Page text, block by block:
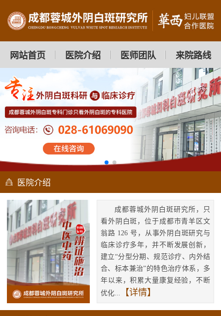
网站首页 医院介绍 医师团队 来院路线
医院介绍
成都蓉城外阴白斑研究所，只
看外阴白斑，位于成都市青羊区文
翁路 126 号，从事外阴白斑研究与
临床诊疗多年，并不断发展创新，
建立“分型分期、规范诊疗、内外结
合、标本兼治”的特色治疗体系，多
年以来，积累大量康复经验，不断
优化...
【详情】